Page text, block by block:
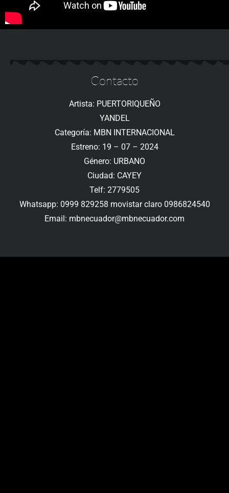
Contacto
Artista: PUERTORIQUEÑO
YANDEL
Categoría: MBN INTERNACIONAL
Estreno: 19 – 07 – 2024
Género: URBANO
Ciudad: CAYEY
Telf: 2779505
Whatsapp: 0999 829258 movistar claro 0986824540
Email: mbnecuador@mbnecuador.com